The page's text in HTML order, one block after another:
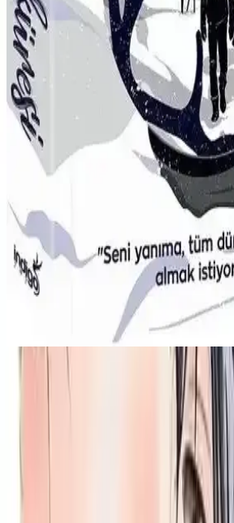
İlk Genç Timaş Çıkmaz Sokağın
Gençler İçin Çok Yönlü Edebiyat
Yaşar Bayraktar'ın kaleme aldığı 'İlk Genç
Ressamı', çocuk ve gençler için hazırlanan
edebi kitaptır. 2024 baskısı, akıcı Türkçe
gücünü destekler.
Slimcase: Nijerya'nın Shaku
Enerjik Rap Sahnesindeki
Slimcase, Nijerya'nın Shaku Shaku dansı
gençler arasında popüler. D'banj gibi
platformlardaki aktifliğiyle müzik sahnesinde
Beyza Alkoç'un Kar Küresi ve
Karşılaştırması 2021 Yayınları
İndigo Kitap tarafından yayımlanan Beyza
Sınır kitapları, içerik ve kalite açısından
tercihleri ve geri bildirimleri özetlenmiştir.
Hikayenin Temel Temaları
Karakterler
Futaba’nın Yeni Başlangıcı
Futaba, yeni okul yılıyla birlikte hem
gelişimi adına büyük adımlar atmaya
sağlamak ve yeni arkadaşlıklar kurmak
Ancak, bu süreçte karşılaştığı zorluklar ve